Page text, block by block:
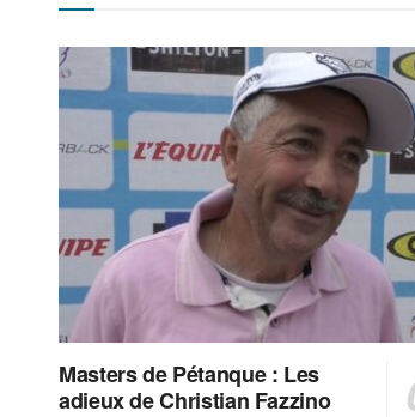
Masters de Pétanque : Les
adieux de Christian Fazzino